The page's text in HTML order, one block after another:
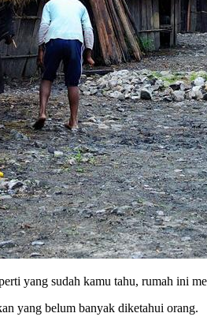
yang sudah kamu tahu, rumah ini
yang belum banyak diketahui orang.